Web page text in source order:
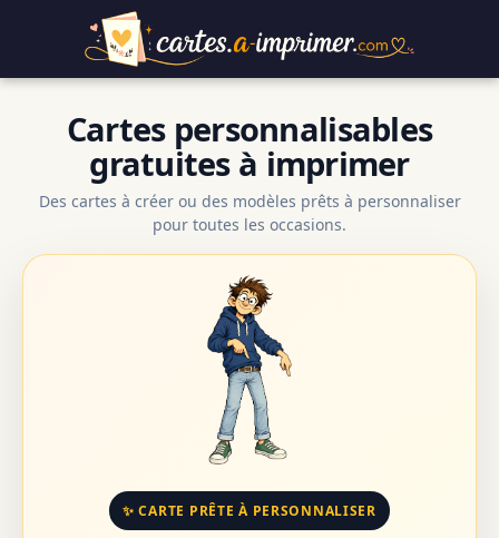
Cartes personnalisables
gratuites à imprimer
Des cartes à créer ou des modèles prêts à personnaliser
pour toutes les occasions.
✨ CARTE PRÊTE À PERSONNALISER